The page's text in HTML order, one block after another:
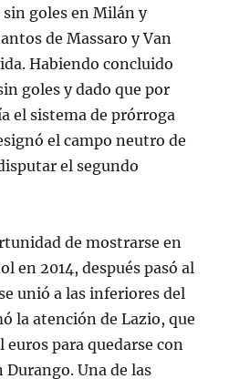
goles en Milán y
de Massaro y Van
Habiendo concluido
goles y dado que por
el sistema de prórroga
el campo neutro de
el segundo
de mostrarse en
en 2014, después pasó al
unió a las inferiores del
la atención de Lazio, que
euros para quedarse con
Durango. Una de las